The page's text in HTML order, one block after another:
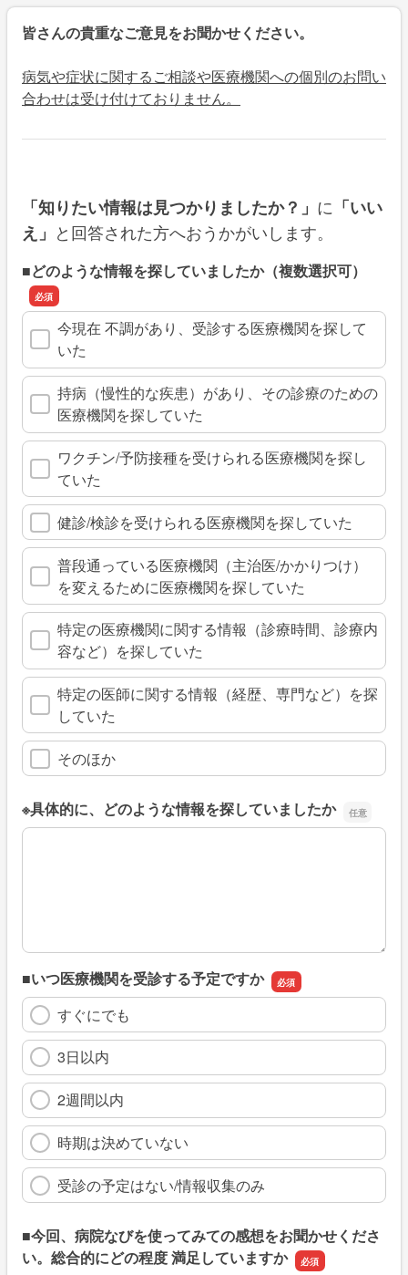
皆さんの貴重なご意見をお聞かせください。
病気や症状に関するご相談や医療機関への個別のお問い
合わせは受け付けておりません。
「知りたい情報は見つかりましたか？」 に 「いい
え」 と回答された方へおうかがいします。
■どのような情報を探していましたか（複数選択可）
今現在 不調があり、受診する医療機関を探して
いた
持病（慢性的な疾患）があり、その診療のための
医療機関を探していた
ワクチン/予防接種を受けられる医療機関を探し
ていた
健診/検診を受けられる医療機関を探していた
普段通っている医療機関（主治医/かかりつけ）
を変えるために医療機関を探していた
特定の医療機関に関する情報（診療時間、診療内
容など）を探していた
特定の医師に関する情報（経歴、専門など）を探
していた
そのほか
※具体的に、どのような情報を探していましたか
※具体的に、どのような情報を探していましたか
■いつ医療機関を受診する予定ですか
すぐにでも
3日以内
2週間以内
時期は決めていない
受診の予定はない/情報収集のみ
■今回、病院なびを使ってみての感想をお聞かせくださ
い。総合的にどの程度 満足していますか